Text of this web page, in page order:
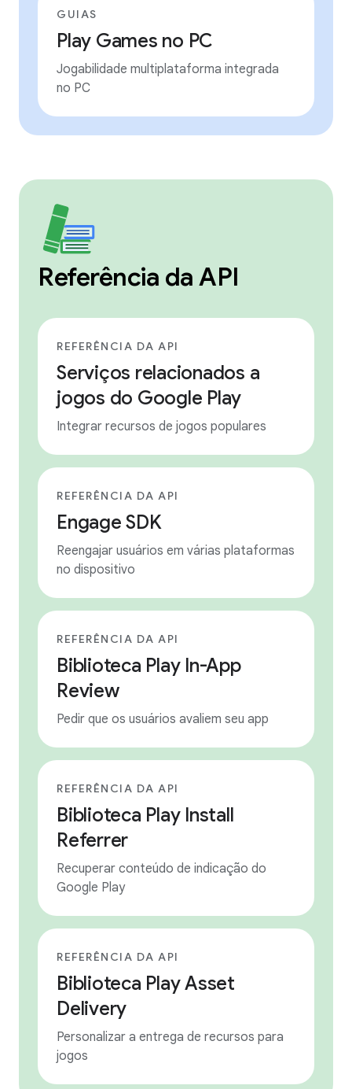
GUIAS
Play Games no PC
Jogabilidade multiplataforma integrada
no PC
Referência da API
REFERÊNCIA DA API
Serviços relacionados a
jogos do Google Play
Integrar recursos de jogos populares
REFERÊNCIA DA API
Engage SDK
Reengajar usuários em várias plataformas
no dispositivo
REFERÊNCIA DA API
Biblioteca Play In-App
Review
Pedir que os usuários avaliem seu app
REFERÊNCIA DA API
Biblioteca Play Install
Referrer
Recuperar conteúdo de indicação do
Google Play
REFERÊNCIA DA API
Biblioteca Play Asset
Delivery
Personalizar a entrega de recursos para
jogos